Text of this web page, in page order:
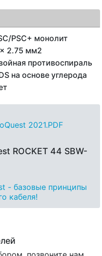
PSC+ монолит
2.75 мм2
противоспираль
на основе углерода
2021.PDF
ROCKET 44 SBW-
- базовые принципы
кабеля!